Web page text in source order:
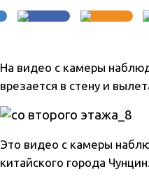
На видео с камеры
врезается в стену и
Это видео с камеры
китайского города Чунцин.